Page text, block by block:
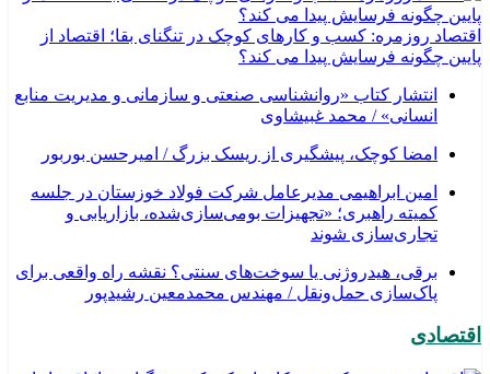
اقتصاد روزمره: کسب‌ و کارهای کوچک در تنگنای بقا؛ اقتصاد از
پایین چگونه فرسایش پیدا می کند؟
انتشار کتاب «روانشناسی صنعتی و سازمانی و مدیریت منابع
انسانی» / محمد غبیشاوی
امضا کوچک، پیشگیری از ریسک بزرگ / امیرحسن بوربور
امین ابراهیمی مدیرعامل شرکت فولاد خوزستان در جلسه
کمیته راهبری؛ «تجهیزات بومی‌سازی‌شده، بازاریابی و
تجاری‌سازی شوند
برقی، هیدروژنی یا سوخت‌های سنتی؟ نقشه راه واقعی برای
پاک‌سازی حمل‌ونقل / مهندس محمدمعین رشیدپور
اقتصادی